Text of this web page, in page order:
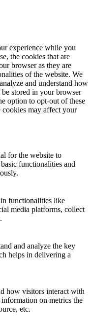
experience while you
the cookies that are
browser as they are
of the website. We
and understand how
stored in your browser
option to opt-out of these
may affect your
for the website to
functionalities and
functionalities like
media platforms, collect
and analyze the key
helps in delivering a
how visitors interact with
on metrics the
etc.